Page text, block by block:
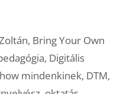
, Bring Your Own
, Digitális
mindenkinek, DTM,